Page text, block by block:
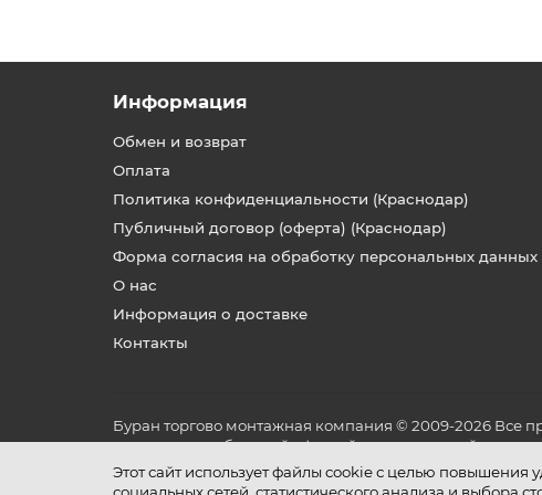
Этот сайт использует файлы cookie с целью
Информация
Обмен и возврат
Оплата
Политика конфиденциальности (Краснодар)
Публичный договор (оферта) (Краснодар)
Форма согласия на обработку персональных данных
О нас
Информация о доставке
Контакты
Буран торгово монтажная компания © 2009-2026 Все
не является публичной офертой, определяемой
и условиях его эксплуатации.